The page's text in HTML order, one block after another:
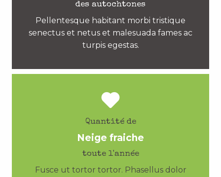
des autochtones
Pellentesque habitant morbi tristique
senectus et netus et malesuada fames ac
turpis egestas.
Quantité de
Neige fraiche
toute l'année
Fusce ut tortor tortor. Phasellus dolor